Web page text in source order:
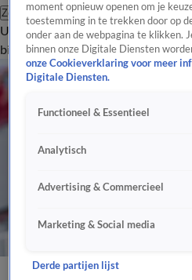
Zoeken
UitzendingenVandaag InsideDe
bijwonen
moment opnieuw openen om je
toestemming in te trekken door op
onder aan de webpagina te klikken.
binnen onze Digitale Diensten
onze Cookieverklaring voor meer
Digitale Diensten.
Functioneel & Essentieel
Analytisch
Advertising & Commercieel
Marketing & Social media
Derde partijen lijst